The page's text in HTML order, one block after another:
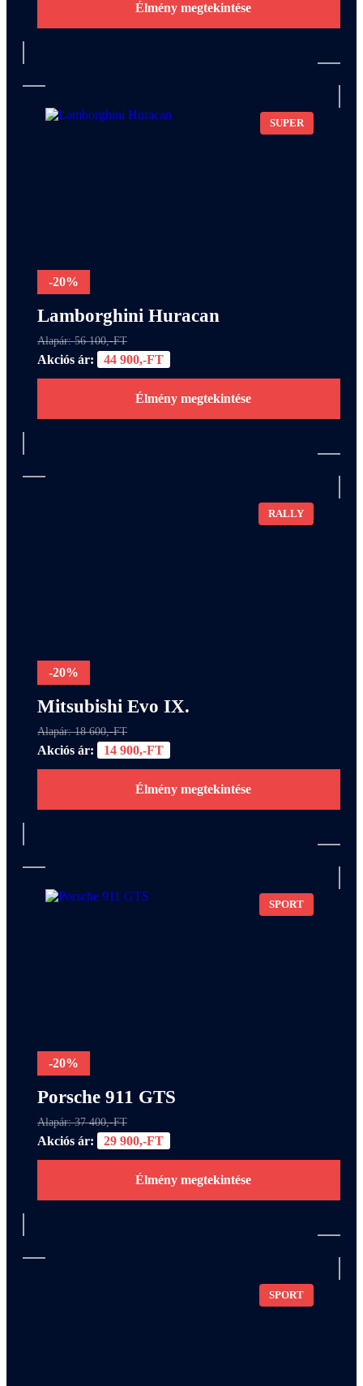
Élmény megtekintése
SUPER
-20%
Lamborghini Huracan
Alapár: 56 100,-FT
Akciós ár: 44 900,-FT
Élmény megtekintése
RALLY
-20%
Mitsubishi Evo IX.
Alapár: 18 600,-FT
Akciós ár: 14 900,-FT
Élmény megtekintése
SPORT
-20%
Porsche 911 GTS
Alapár: 37 400,-FT
Akciós ár: 29 900,-FT
Élmény megtekintése
SPORT